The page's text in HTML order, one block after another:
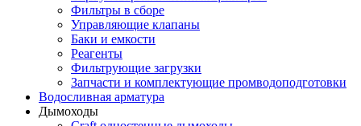
Фильтры в сборе
Управляющие клапаны
Баки и емкости
Реагенты
Фильтрующие загрузки
Запчасти и комплектующие промводоподготовки
Водосливная арматура
Дымоходы